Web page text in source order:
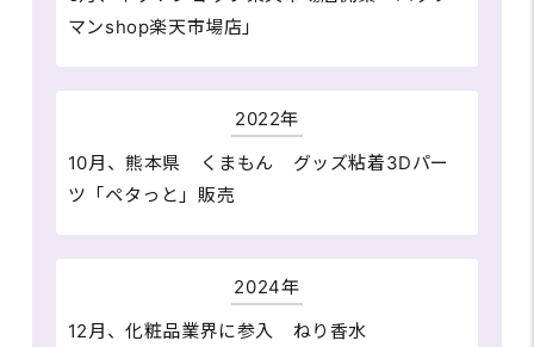
マンshop楽天市場店」
2022年
10月、熊本県 くまもん グッズ粘着3Dパー
ツ「ペタっと」販売
2024年
12月、化粧品業界に参入 ねり香水